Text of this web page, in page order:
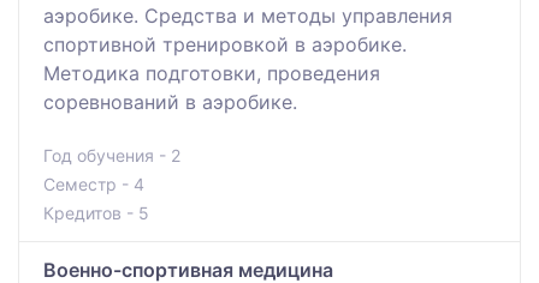
аэробике. Средства и методы управления
спортивной тренировкой в аэробике.
Методика подготовки, проведения
соревнований в аэробике.
Год обучения - 2
Семестр - 4
Кредитов - 5
Военно-спортивная медицина